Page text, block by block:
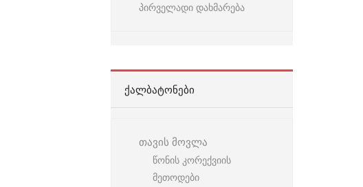
პირველადი დახმარება
ᲥᲐᲚᲑᲐᲢᲝᲜᲔᲑᲘ
თავის მოვლა
წონის კორექვიის
მეთოდები